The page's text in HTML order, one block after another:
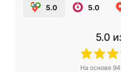
5.0 5.0
5.0
На основе